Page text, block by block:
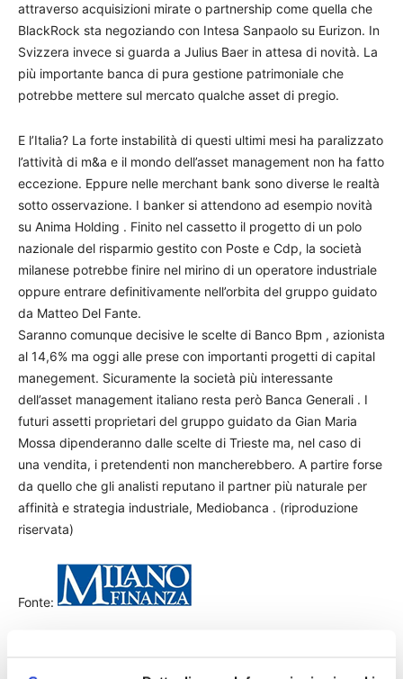
attraverso acquisizioni mirate o partnership come quella che
BlackRock sta negoziando con Intesa Sanpaolo su Eurizon. In
Svizzera invece si guarda a Julius Baer in attesa di novità. La
più importante banca di pura gestione patrimoniale che
potrebbe mettere sul mercato qualche asset di pregio.
E l’Italia? La forte instabilità di questi ultimi mesi ha paralizzato
l’attività di m&a e il mondo dell’asset management non ha fatto
eccezione. Eppure nelle merchant bank sono diverse le realtà
sotto osservazione. I banker si attendono ad esempio novità
su Anima Holding . Finito nel cassetto il progetto di un polo
nazionale del risparmio gestito con Poste e Cdp, la società
milanese potrebbe finire nel mirino di un operatore industriale
oppure entrare definitivamente nell’orbita del gruppo guidato
da Matteo Del Fante.
Saranno comunque decisive le scelte di Banco Bpm , azionista
al 14,6% ma oggi alle prese con importanti progetti di capital
manegement. Sicuramente la società più interessante
dell’asset management italiano resta però Banca Generali . I
futuri assetti proprietari del gruppo guidato da Gian Maria
Mossa dipenderanno dalle scelte di Trieste ma, nel caso di
una vendita, i pretendenti non mancherebbero. A partire forse
da quello che gli analisti reputano il partner più naturale per
affinità e strategia industriale, Mediobanca . (riproduzione
riservata)
Fonte: